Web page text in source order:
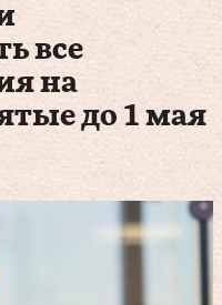
все
на
до 1 мая